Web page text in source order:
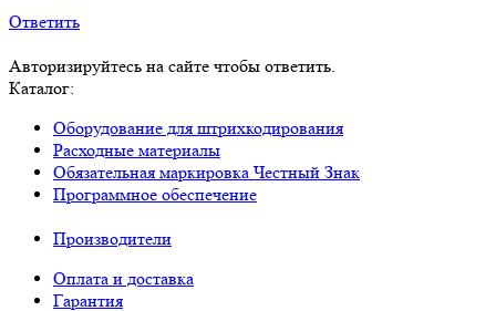
Ответить
Авторизируйтесь на сайте чтобы ответить.
Каталог:
Оборудование для штрихкодирования
Расходные материалы
Обязательная маркировка Честный Знак
Программное обеспечение
Производители
Оплата и доставка
Гарантия